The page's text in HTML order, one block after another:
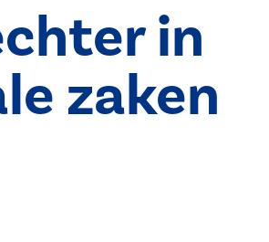
in
zaken